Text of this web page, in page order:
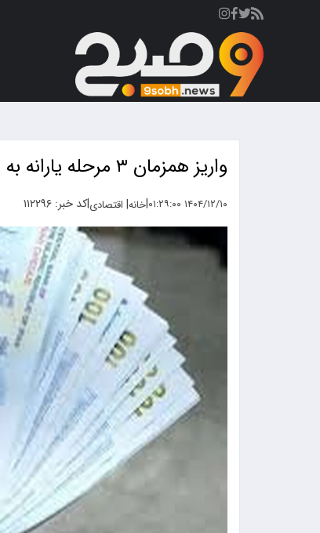
واریز همزمان ۳ مرحله یارانه به مناسبت ماه رمضان + جزئیات
۱۴۰۴/۱۲/۱۰ ۰۱:۲۹:۰۰ |خانه| اقتصادی|کد خبر: ۱۱۲۲۹۶